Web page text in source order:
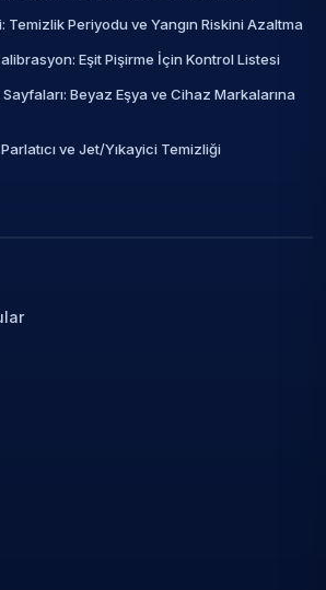
Temizlik Periyodu ve Yangın Riskini Azaltma
Kalibrasyon: Eşit Pişirme İçin Kontrol Listesi
Beyaz Eşya ve Cihaz Markalarına
ve Jet/Yıkayici Temizliği